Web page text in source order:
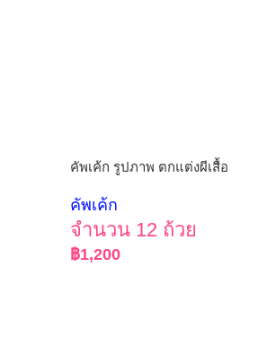
คัพเค้ก รูปภาพ ตกแต่งผีเสื้อ
คัพเค้ก
จำนวน 12 ถ้วย
฿1,200